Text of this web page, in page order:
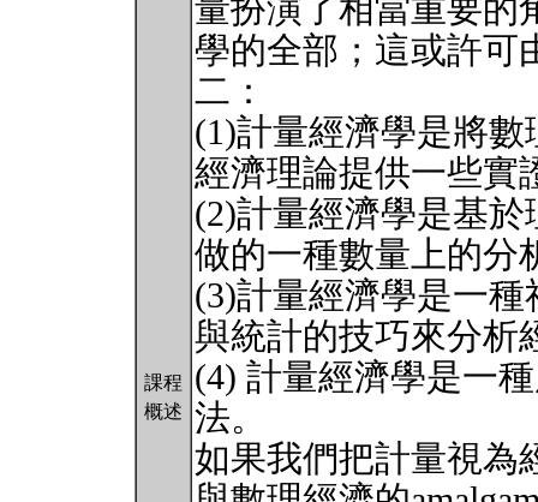
課程
概述
量扮演了相當重要的
學的全部；這或許可
二：
(1)計量經濟學是將
經濟理論提供一些實
(2)計量經濟學是基
做的一種數量上的分
(3)計量經濟學是一
與統計的技巧來分析
(4) 計量經濟學是一
法。
如果我們把計量視為